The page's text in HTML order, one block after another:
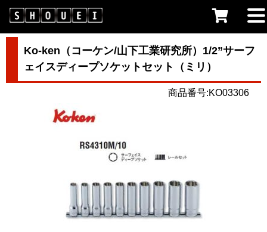
Ko-ken（コーケン/山下工業研究所）1/2”サーフ
ェイスディープソケットセット（ミリ）
商品番号:KO03306